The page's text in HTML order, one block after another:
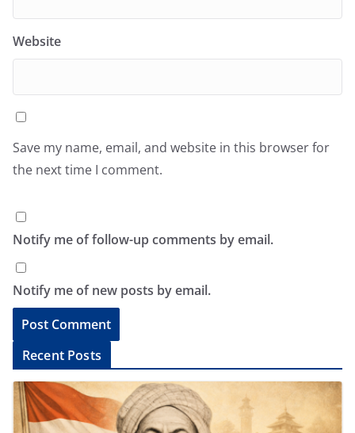
Website
Save my name, email, and website in this browser for
the next time I comment.
Notify me of follow-up comments by email.
Notify me of new posts by email.
l
Recent Posts